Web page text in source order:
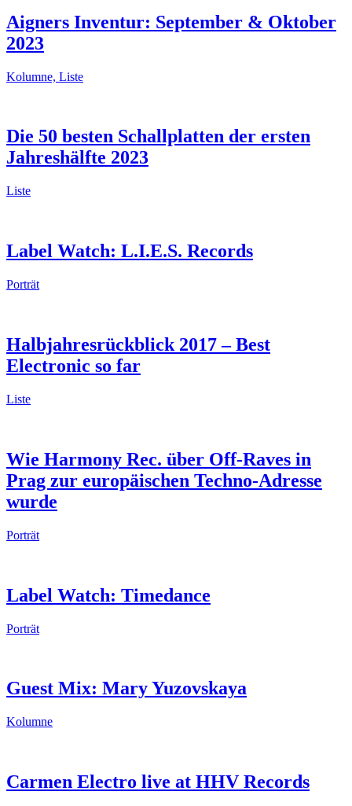
Aigners Inventur: September & Oktober
2023
Kolumne, Liste
Die 50 besten Schallplatten der ersten
Jahreshälfte 2023
Liste
Label Watch: L.I.E.S. Records
Porträt
Halbjahresrückblick 2017 – Best
Electronic so far
Liste
Wie Harmony Rec. über Off-Raves in
Prag zur europäischen Techno-Adresse
wurde
Porträt
Label Watch: Timedance
Porträt
Guest Mix: Mary Yuzovskaya
Kolumne
Carmen Electro live at HHV Records